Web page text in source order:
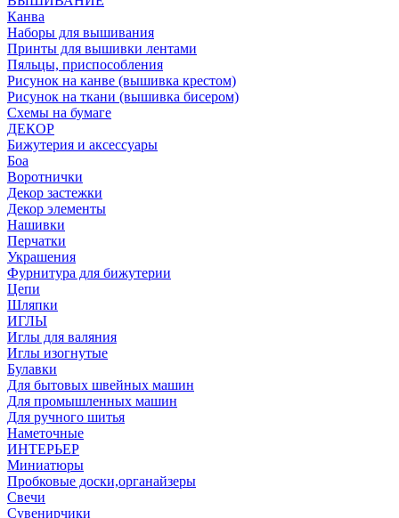
Канва
Наборы для вышивания
Принты для вышивки лентами
Пяльцы, приспособления
Рисунок на канве (вышивка крестом)
Рисунок на ткани (вышивка бисером)
Схемы на бумаге
ДЕКОР
Бижутерия и аксессуары
Боа
Воротнички
Декор застежки
Декор элементы
Нашивки
Перчатки
Украшения
Фурнитура для бижутерии
Цепи
Шляпки
ИГЛЫ
Иглы для валяния
Иглы изогнутые
Булавки
Для бытовых швейных машин
Для промышленных машин
Для ручного шитья
Наметочные
ИНТЕРЬЕР
Миниатюры
Пробковые доски,органайзеры
Свечи
Сувенирчики